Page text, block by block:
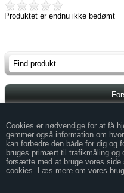
Cookies er nødvendige for at få
gemmer også information om
kan forbedre den både for dig og
bruges primært til trafikmåling og
forsætte med at bruge vores side
cookies. Læs mere om vores
Produktet er endnu ikke bedømt